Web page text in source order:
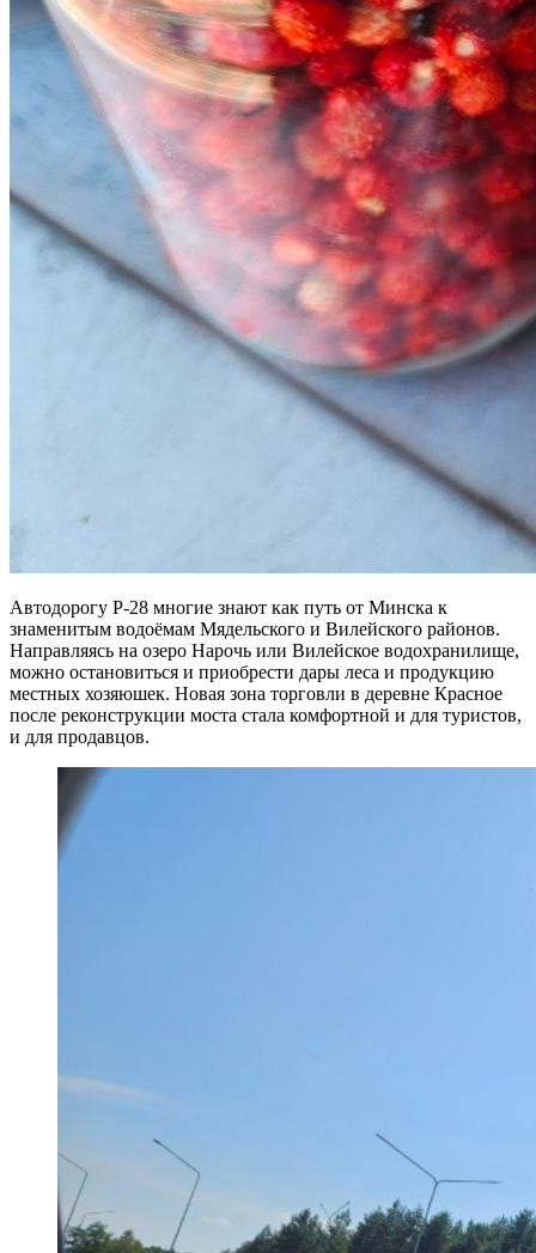
Автодорогу Р-28 многие знают как путь от Минска к
знаменитым водоёмам Мядельского и Вилейского районов.
Направляясь на озеро Нарочь или Вилейское водохранилище,
можно остановиться и приобрести дары леса и продукцию
местных хозяюшек. Новая зона торговли в деревне Красное
после реконструкции моста стала комфортной и для туристов,
и для продавцов.